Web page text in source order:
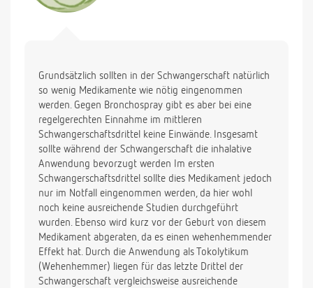
Grundsätzlich sollten in der Schwangerschaft natürlich
so wenig Medikamente wie nötig eingenommen
werden. Gegen Bronchospray gibt es aber bei eine
regelgerechten Einnahme im mittleren
Schwangerschaftsdrittel keine Einwände. Insgesamt
sollte während der Schwangerschaft die inhalative
Anwendung bevorzugt werden Im ersten
Schwangerschaftsdrittel sollte dies Medikament jedoch
nur im Notfall eingenommen werden, da hier wohl
noch keine ausreichende Studien durchgeführt
wurden. Ebenso wird kurz vor der Geburt von diesem
Medikament abgeraten, da es einen wehenhemmender
Effekt hat. Durch die Anwendung als Tokolytikum
(Wehenhemmer) liegen für das letzte Drittel der
Schwangerschaft vergleichsweise ausreichende